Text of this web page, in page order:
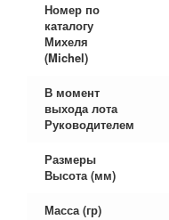
Номер по
каталогу
Михеля
(Michel)
В момент
выхода лота
Руководителем
Размеры
Высота (мм)
Масса (гр)